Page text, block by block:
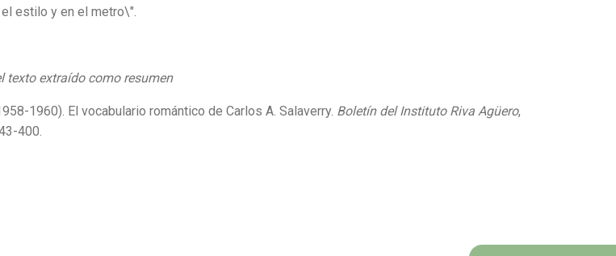
el estilo y en el metro\".
texto extraído como resumen
1960). El vocabulario romántico de Carlos A. Salaverry. Boletín del Instituto Riva Agüero,
400.